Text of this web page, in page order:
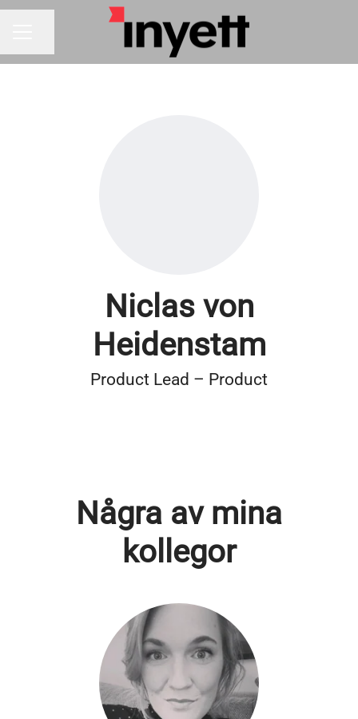
Niclas von
Heidenstam
Product Lead – Product
Några av mina
kollegor